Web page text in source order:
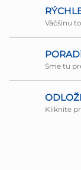
Väčšinu
Sme tu
Kliknite